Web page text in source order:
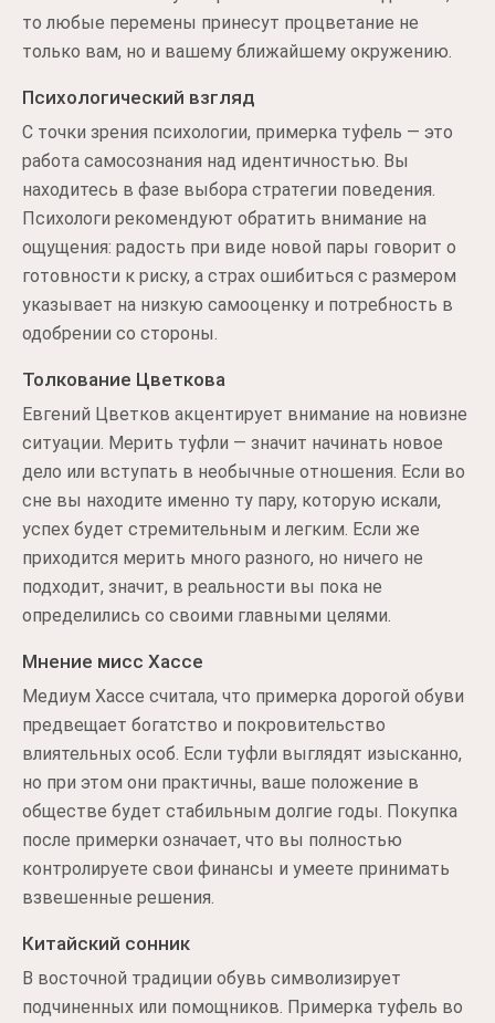
то любые перемены принесут процветание не
только вам, но и вашему ближайшему окружению.
Психологический взгляд
С точки зрения психологии, примерка туфель — это
работа самосознания над идентичностью. Вы
находитесь в фазе выбора стратегии поведения.
Психологи рекомендуют обратить внимание на
ощущения: радость при виде новой пары говорит о
готовности к риску, а страх ошибиться с размером
указывает на низкую самооценку и потребность в
одобрении со стороны.
Толкование Цветкова
Евгений Цветков акцентирует внимание на новизне
ситуации. Мерить туфли — значит начинать новое
дело или вступать в необычные отношения. Если во
сне вы находите именно ту пару, которую искали,
успех будет стремительным и легким. Если же
приходится мерить много разного, но ничего не
подходит, значит, в реальности вы пока не
определились со своими главными целями.
Мнение мисс Хассе
Медиум Хассе считала, что примерка дорогой обуви
предвещает богатство и покровительство
влиятельных особ. Если туфли выглядят изысканно,
но при этом они практичны, ваше положение в
обществе будет стабильным долгие годы. Покупка
после примерки означает, что вы полностью
контролируете свои финансы и умеете принимать
взвешенные решения.
Китайский сонник
В восточной традиции обувь символизирует
подчиненных или помощников. Примерка туфель во